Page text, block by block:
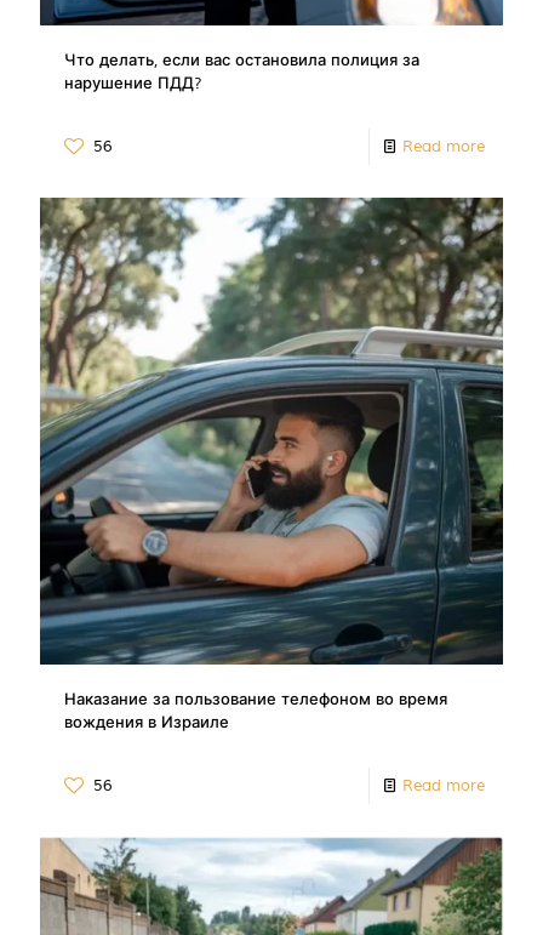
Что делать, если вас остановила полиция за
нарушение ПДД?
56 Read more
Наказание за пользование телефоном во время
вождения в Израиле
56 Read more